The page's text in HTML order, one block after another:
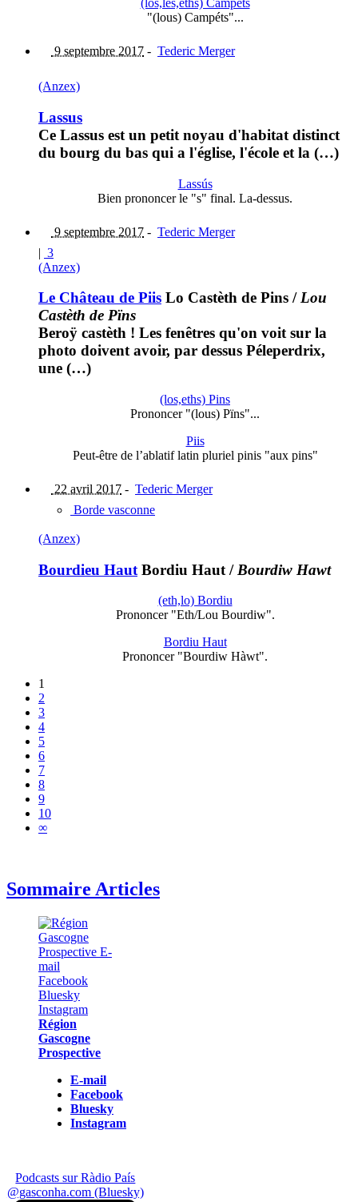
(los,les,eths) Campets
"(lous) Campéts"...
9 septembre 2017 - Tederic Merger
(Anzex)
Lassus
Ce Lassus est un petit noyau d'habitat distinct
du bourg du bas qui a l'église, l'école et la (…)
Lassús
Bien prononcer le "s" final. La-dessus.
9 septembre 2017 - Tederic Merger
| 3
(Anzex)
Le Château de Piis Lo Castèth de Pins /Lou
Castèth de Pïns
Beroÿ castèth ! Les fenêtres qu'on voit sur la
photo doivent avoir, par dessus Péleperdrix,
une (…)
(los,eths) Pins
Prononcer "(lous) Pïns"...
Piis
Peut-être de l’ablatif latin pluriel pinis "aux pins"
22 avril 2017 - Tederic Merger
Borde vasconne
(Anzex)
Bourdieu Haut Bordiu Haut / Bourdiw Hawt
(eth,lo) Bordiu
Prononcer "Eth/Lou Bourdiw".
Bordiu Haut
Prononcer "Bourdiw Hàwt".
1
2
3
4
5
6
7
8
9
10
∞
Sommaire Articles
Région
Gascogne
Prospective
E-mail
Facebook
Bluesky
Instagram
Podcasts sur Ràdio País
@gasconha.com (Bluesky)